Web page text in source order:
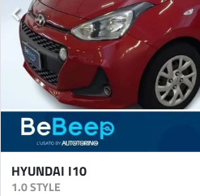
HYUNDAI I10
1.0 STYLE